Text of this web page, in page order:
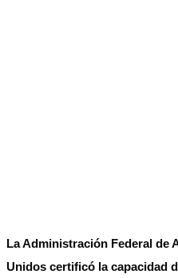
La Administración Federal de
Unidos certificó la capacidad